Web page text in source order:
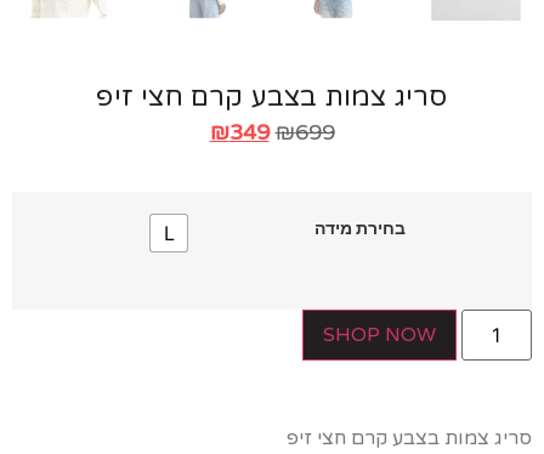
סריג צמות בצבע קרם חצי זיפ
₪
₪349
בחירת מידה
SHOP NOW
צמות בצבע קרם חצי זיפ